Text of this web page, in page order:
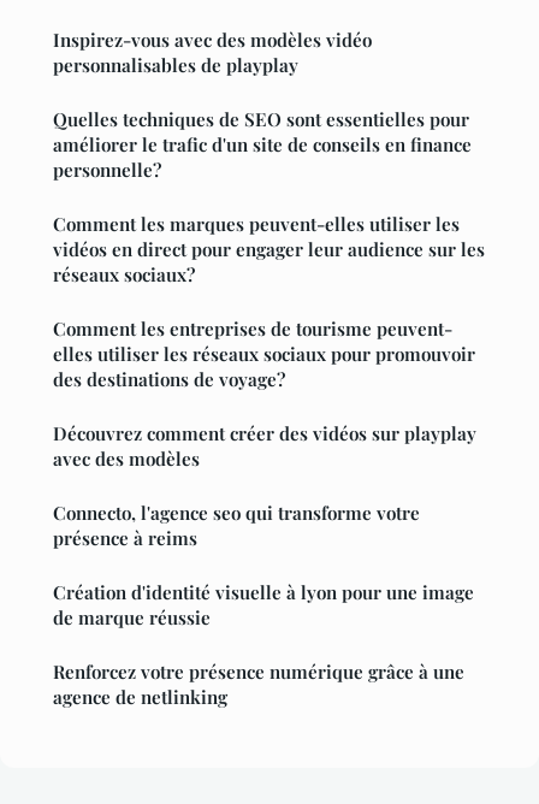
Inspirez-vous avec des modèles vidéo
personnalisables de playplay
Quelles techniques de SEO sont essentielles pour
améliorer le trafic d'un site de conseils en finance
personnelle?
Comment les marques peuvent-elles utiliser les
vidéos en direct pour engager leur audience sur les
réseaux sociaux?
Comment les entreprises de tourisme peuvent-
elles utiliser les réseaux sociaux pour promouvoir
des destinations de voyage?
Découvrez comment créer des vidéos sur playplay
avec des modèles
Connecto, l'agence seo qui transforme votre
présence à reims
Création d'identité visuelle à lyon pour une image
de marque réussie
Renforcez votre présence numérique grâce à une
agence de netlinking